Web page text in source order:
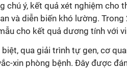
chú ý, kết quả xét nghiệm cho
và diễn biến khó lường.
cho kết quả dương tính với
qua giải trình tự gen, cơ
xin phòng bệnh. Đây được